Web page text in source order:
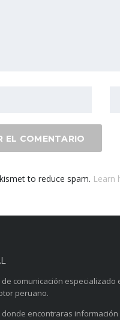
to reduce spam. Learn
comunicación especializado
peruano.
donde encontraras información